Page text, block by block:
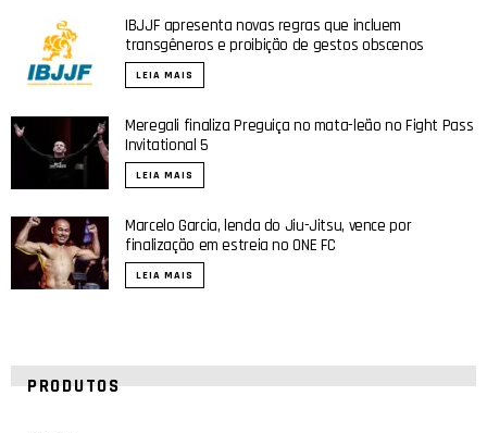
IBJJF apresenta novas regras que incluem
transgêneros e proibição de gestos obscenos
LEIA MAIS
Meregali finaliza Preguiça no mata-leão no Fight Pass
Invitational 5
LEIA MAIS
Marcelo Garcia, lenda do Jiu-Jitsu, vence por
finalização em estreia no ONE FC
LEIA MAIS
PRODUTOS